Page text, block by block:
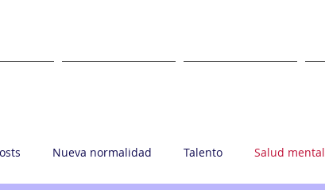
Nueva normalidad Talento Salud mental